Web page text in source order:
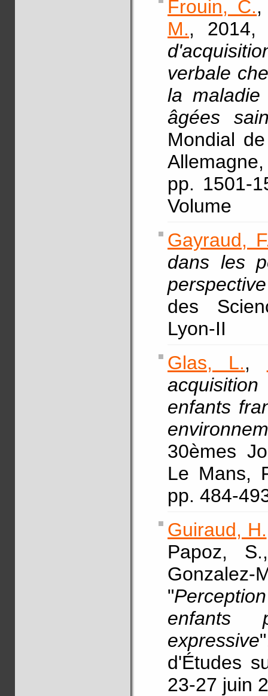
Frouin, C.
M., 2014,
verbale
la maladie
âgées
Mondial
pp. 1501-
Volume
Gayraud,
dans les
des
Lyon-II
Glas, L.,
enfants
30èmes
Le Mans,
pp. 484-
Guiraud, H.
Papoz,
Gonzalez-
"
enfants
expressive
d'Études
23-27 juin